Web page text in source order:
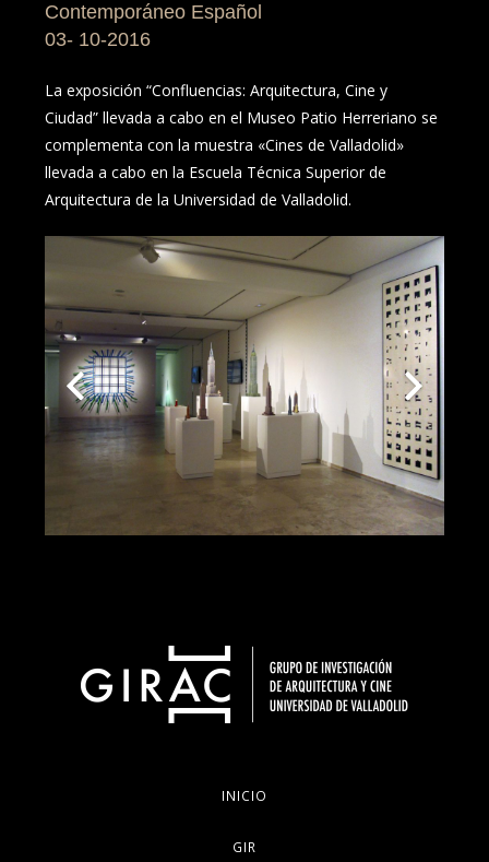
Contemporáneo Español
03- 10-2016
La exposición “Confluencias: Arquitectura, Cine y
Ciudad” llevada a cabo en el Museo Patio Herreriano se
complementa con la muestra «Cines de Valladolid»
llevada a cabo en la Escuela Técnica Superior de
Arquitectura de la Universidad de Valladolid.
INICIO
GIR